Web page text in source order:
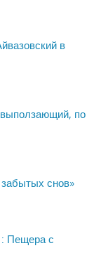
в
по
снов»
: Пещера с